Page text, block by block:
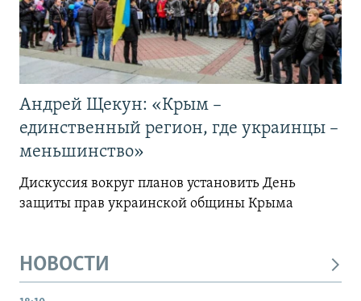
Андрей Щекун: «Крым –
единственный регион, где украинцы –
меньшинство»
Дискуссия вокруг планов установить День
защиты прав украинской общины Крыма
НОВОСТИ